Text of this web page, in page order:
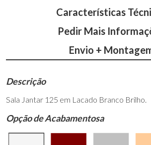
Características
Pedir Mais
Envio +
Descrição
Sala Jantar 125 em Lacado Branco Brilho.
Opção de Acabamentosa